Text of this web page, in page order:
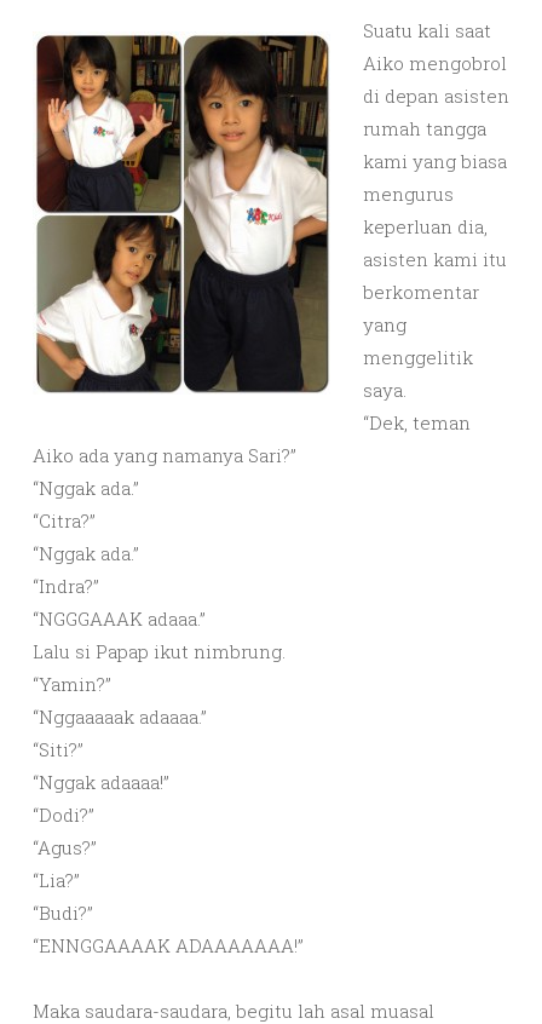
Suatu kali saat
Aiko mengobrol
di depan asisten
rumah tangga
kami yang biasa
mengurus
keperluan dia,
asisten kami itu
berkomentar
yang
menggelitik
saya.
“Dek, teman
Aiko ada yang namanya Sari?”
“Nggak ada.”
“Citra?”
“Nggak ada.”
“Indra?”
“NGGGAAAK adaaa.”
Lalu si Papap ikut nimbrung.
“Yamin?”
“Nggaaaaak adaaaa.”
“Siti?”
“Nggak adaaaa!”
“Dodi?”
“Agus?”
“Lia?”
“Budi?”
“ENNGGAAAAK ADAAAAAAA!”
Maka saudara-saudara, begitu lah asal muasal